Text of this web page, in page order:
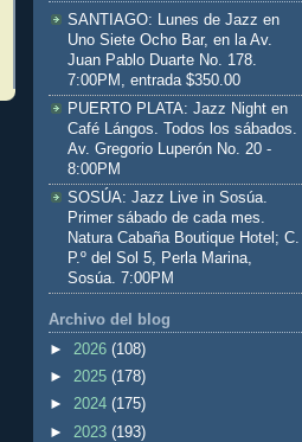
SANTIAGO: Lunes de Jazz en
Uno Siete Ocho Bar, en la Av.
Juan Pablo Duarte No. 178.
7:00PM, entrada $350.00
PUERTO PLATA: Jazz Night en
Café Lángos. Todos los sábados.
Av. Gregorio Luperón No. 20 -
8:00PM
SOSÚA: Jazz Live in Sosúa.
Primer sábado de cada mes.
Natura Cabaña Boutique Hotel; C.
P.º del Sol 5, Perla Marina,
Sosúa. 7:00PM
Archivo del blog
► 2026 (108)
► 2025 (178)
► 2024 (175)
► 2023 (193)